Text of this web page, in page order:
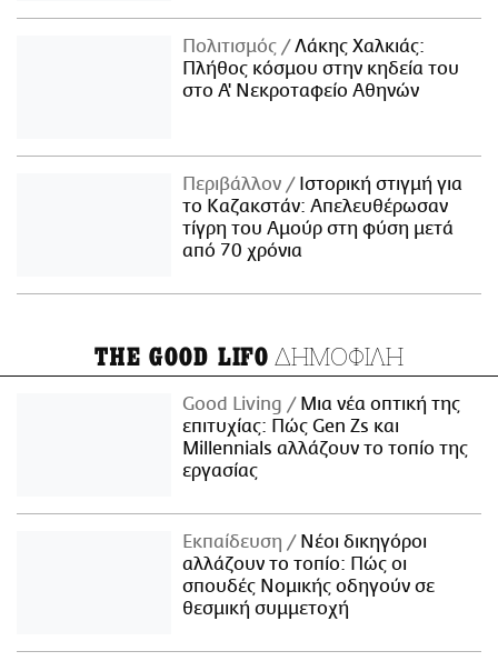
Πολιτισμός
Λάκης Χαλκιάς:
Πλήθος κόσμου στην κηδεία του
στο Α' Νεκροταφείο Αθηνών
Περιβάλλον
Ιστορική στιγμή για
το Καζακστάν: Απελευθέρωσαν
τίγρη του Αμούρ στη φύση μετά
από 70 χρόνια
THE GOOD LIFO ΔΗΜΟΦΙΛΗ
Good Living
Μια νέα οπτική της
επιτυχίας: Πώς Gen Zs και
Millennials αλλάζουν το τοπίο της
εργασίας
Εκπαίδευση
Νέοι δικηγόροι
αλλάζουν το τοπίο: Πώς οι
σπουδές Νομικής οδηγούν σε
θεσμική συμμετοχή